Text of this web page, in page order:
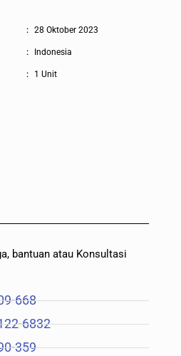
:
:
:
28 Oktober 2023
Indonesia
1 Unit
bantuan atau Konsultasi
668
6832
359